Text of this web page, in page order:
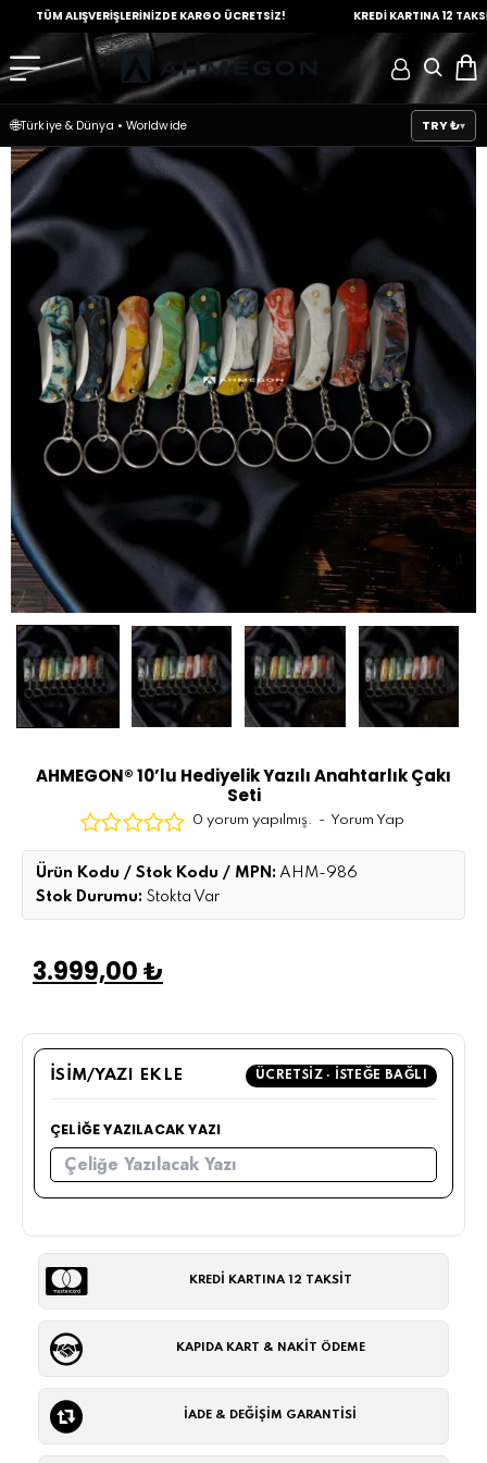
TÜM ALIŞVERİŞLERİNİZDEKARGO ÜCRETSİZ! KREDİ KARTINA12 TAKSİT
🌐Türkiye & Dünya • Worldwide TRY ₺
AHMEGON® 10’lu Hediyelik Yazılı Anahtarlık Çakı
Seti
0 yorum yapılmış. - Yorum Yap
Ürün Kodu / Stok Kodu / MPN: AHM-986
Stok Durumu: Stokta Var
3.999,00 ₺
İSIM/YAZI EKLE ÜCRETSIZ · İSTEĞE BAĞLI
ÇELIĞE YAZILACAK YAZI
KREDİ KARTINA 12 TAKSİT
KAPIDA KART & NAKİT ÖDEME
İADE & DEĞİŞİM GARANTİSİ